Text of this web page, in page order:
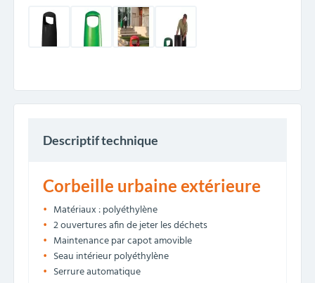
Descriptif technique
Corbeille urbaine extérieure
Matériaux : polyéthylène
2 ouvertures afin de jeter les déchets
Maintenance par capot amovible
Seau intérieur polyéthylène
Serrure automatique